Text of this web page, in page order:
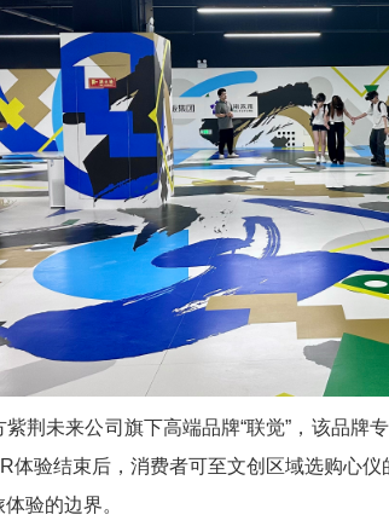
荆未来公司旗下高端品牌“联觉”，该品
体验结束后，消费者可至文创区域选购心
验的边界。